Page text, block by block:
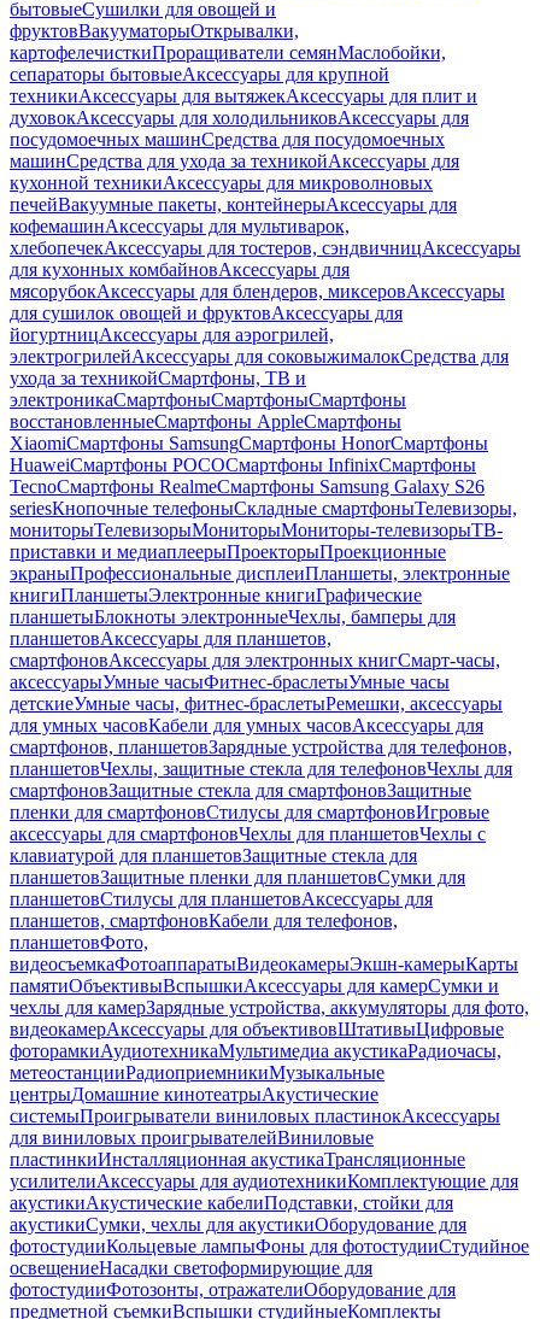
бытовыеСушилки для овощей и
фруктовВакууматорыОткрывалки,
картофелечисткиПроращиватели семянМаслобойки,
сепараторы бытовыеАксессуары для крупной
техникиАксессуары для вытяжекАксессуары для плит и
духовокАксессуары для холодильниковАксессуары для
посудомоечных машинСредства для посудомоечных
машинСредства для ухода за техникойАксессуары для
кухонной техникиАксессуары для микроволновых
печейВакуумные пакеты, контейнерыАксессуары для
кофемашинАксессуары для мультиварок,
хлебопечекАксессуары для тостеров, сэндвичницАксессуары
для кухонных комбайновАксессуары для
мясорубокАксессуары для блендеров, миксеровАксессуары
для сушилок овощей и фруктовАксессуары для
йогуртницАксессуары для аэрогрилей,
электрогрилейАксессуары для соковыжималокСредства для
ухода за техникойСмартфоны, ТВ и
электроникаСмартфоныСмартфоныСмартфоны
восстановленныеСмартфоны AppleСмартфоны
XiaomiСмартфоны SamsungСмартфоны HonorСмартфоны
HuaweiСмартфоны POCOСмартфоны InfinixСмартфоны
TecnoСмартфоны RealmeСмартфоны Samsung Galaxy S26
seriesКнопочные телефоныСкладные смартфоныТелевизоры,
мониторыТелевизорыМониторыМониторы-телевизорыТВ-
приставки и медиаплеерыПроекторыПроекционные
экраныПрофессиональные дисплеиПланшеты, электронные
книгиПланшетыЭлектронные книгиГрафические
планшетыБлокноты электронныеЧехлы, бамперы для
планшетовАксессуары для планшетов,
смартфоновАксессуары для электронных книгСмарт-часы,
аксессуарыУмные часыФитнес-браслетыУмные часы
детскиеУмные часы, фитнес-браслетыРемешки, аксессуары
для умных часовКабели для умных часовАксессуары для
смартфонов, планшетовЗарядные устройства для телефонов,
планшетовЧехлы, защитные стекла для телефоновЧехлы для
смартфоновЗащитные стекла для смартфоновЗащитные
пленки для смартфоновСтилусы для смартфоновИгровые
аксессуары для смартфоновЧехлы для планшетовЧехлы с
клавиатурой для планшетовЗащитные стекла для
планшетовЗащитные пленки для планшетовСумки для
планшетовСтилусы для планшетовАксессуары для
планшетов, смартфоновКабели для телефонов,
планшетовФото,
видеосъемкаФотоаппаратыВидеокамерыЭкшн-камерыКарты
памятиОбъективыВспышкиАксессуары для камерСумки и
чехлы для камерЗарядные устройства, аккумуляторы для фото,
видеокамерАксессуары для объективовШтативыЦифровые
фоторамкиАудиотехникаМультимедиа акустикаРадиочасы,
метеостанцииРадиоприемникиМузыкальные
центрыДомашние кинотеатрыАкустические
системыПроигрыватели виниловых пластинокАксессуары
для виниловых проигрывателейВиниловые
пластинкиИнсталляционная акустикаТрансляционные
усилителиАксессуары для аудиотехникиКомплектующие для
акустикиАкустические кабелиПодставки, стойки для
акустикиСумки, чехлы для акустикиОборудование для
фотостудииКольцевые лампыФоны для фотостудииСтудийное
освещениеНасадки светоформирующие для
фотостудииФотозонты, отражателиОборудование для
предметной съемкиВспышки студийныеКомплекты